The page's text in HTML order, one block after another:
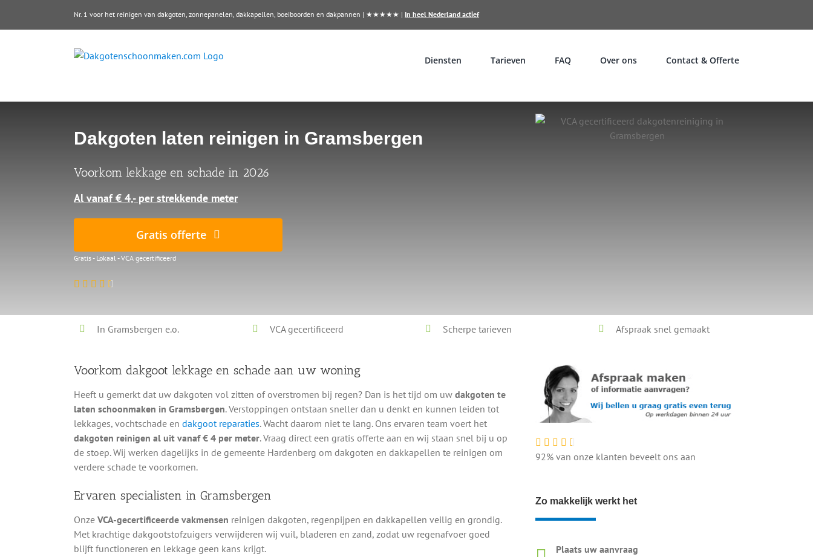
Nr. 1 voor het reinigen van dakgoten, zonnepanelen, dakkapellen, boeiboorden en dakpannen | ★★★★★ | In heel Nederland actief
Diensten Tarieven FAQ Over ons Contact & Offerte
Dakgoten laten reinigen in Gramsbergen
Voorkom lekkage en schade in 2026
Al vanaf € 4,- per strekkende meter
Gratis offerte
Gratis - Lokaal - VCA gecertificeerd
In Gramsbergen e.o. VCA gecertificeerd Scherpe tarieven Afspraak snel gemaakt
Voorkom dakgoot lekkage en schade aan uw woning
Heeft u gemerkt dat uw dakgoten vol zitten of overstromen bij regen? Dan is het tijd om uw dakgoten te
laten schoonmaken in Gramsbergen. Verstoppingen ontstaan sneller dan u denkt en kunnen leiden tot
lekkages, vochtschade en dakgoot reparaties. Wacht daarom niet te lang. Ons ervaren team voert het
dakgoten reinigen al uit vanaf € 4 per meter. Vraag direct een gratis offerte aan en wij staan snel bij u op
de stoep. Wij werken dagelijks in de gemeente Hardenberg om dakgoten en dakkapellen te reinigen om
verdere schade te voorkomen.
Ervaren specialisten in Gramsbergen
Onze VCA-gecertificeerde vakmensen reinigen dakgoten, regenpijpen en dakkapellen veilig en grondig.
Met krachtige dakgootstofzuigers verwijderen wij vuil, bladeren en zand, zodat uw regenafvoer goed
blijft functioneren en lekkage geen kans krijgt.
92% van onze klanten beveelt ons aan
Zo makkelijk werkt het
Plaats uw aanvraag